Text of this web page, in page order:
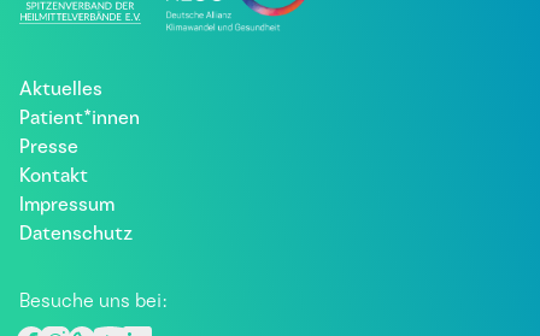
Aktuelles
Patient*innen
Presse
Kontakt
Impressum
Datenschutz
Besuche uns bei: